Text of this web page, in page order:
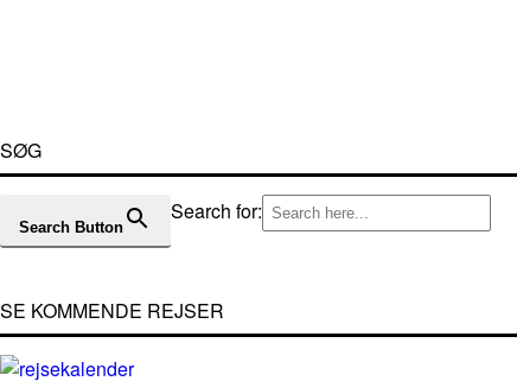
SØG
Search for:
Search Button
SE KOMMENDE REJSER